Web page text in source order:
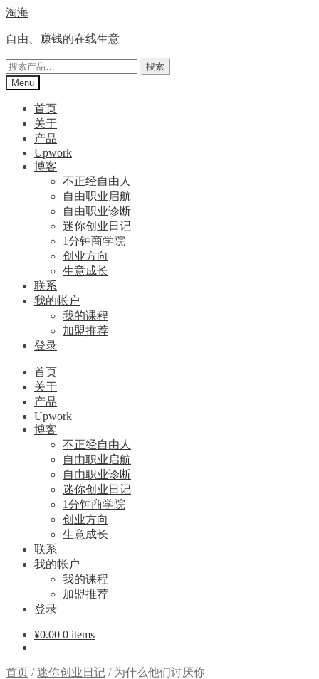
Skip
navigation
Skip
content
淘海
自由、赚钱的在线生意
搜
索：
搜索
Menu
首页
关于
产品
Upwork
博客
不正经自由人
自由职业启航
自由职业诊断
迷你创业日记
1分钟商学院
创业方向
生意成长
联系
我的帐户
我的课程
加盟推荐
登录
首页
关于
产品
Upwork
博客
不正经自由人
自由职业启航
自由职业诊断
迷你创业日记
1分钟商学院
创业方向
生意成长
联系
我的帐户
我的课程
加盟推荐
登录
¥0.00 0 items
首页 /迷你创业日记 / 为什么他们讨厌你